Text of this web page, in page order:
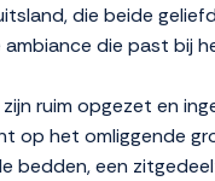
die beide
die past bij
ruim opgezet en
op het omliggende
bedden, een